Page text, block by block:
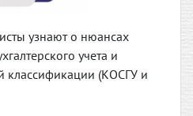
узнают о нюансах
учета и
(КОСГУ и